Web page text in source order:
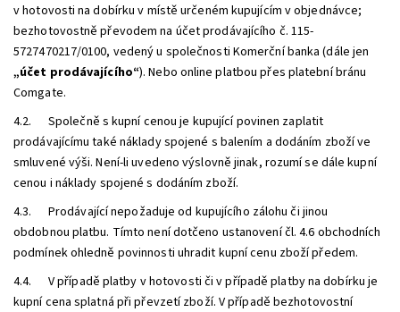
v hotovosti na dobírku v místě určeném kupujícím v objednávce;
bezhotovostně převodem na účet prodávajícího č. 115-
5727470217/0100, vedený u společnosti Komerční banka (dále jen
„účet prodávajícího“). Nebo online platbou přes platební bránu
Comgate.
4.2. Společně s kupní cenou je kupující povinen zaplatit
prodávajícímu také náklady spojené s balením a dodáním zboží ve
smluvené výši. Není-li uvedeno výslovně jinak, rozumí se dále kupní
cenou i náklady spojené s dodáním zboží.
4.3. Prodávající nepožaduje od kupujícího zálohu či jinou
obdobnou platbu. Tímto není dotčeno ustanovení čl. 4.6 obchodních
podmínek ohledně povinnosti uhradit kupní cenu zboží předem.
4.4. V případě platby v hotovosti či v případě platby na dobírku je
kupní cena splatná při převzetí zboží. V případě bezhotovostní